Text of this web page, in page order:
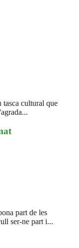
tasca cultural que
part de les
ser-ne part i...